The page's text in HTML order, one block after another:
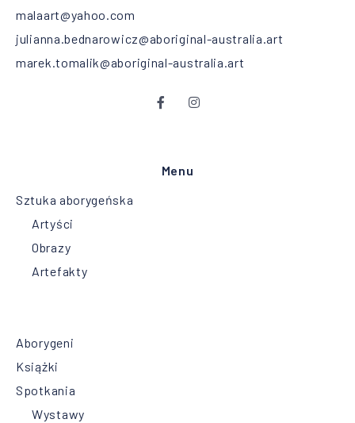
malaart@yahoo.com
julianna.bednarowicz@aboriginal-australia.art
marek.tomalik@aboriginal-australia.art
Menu
Sztuka aborygeńska
Artyści
Obrazy
Artefakty
Aborygeni
Książki
Spotkania
Wystawy